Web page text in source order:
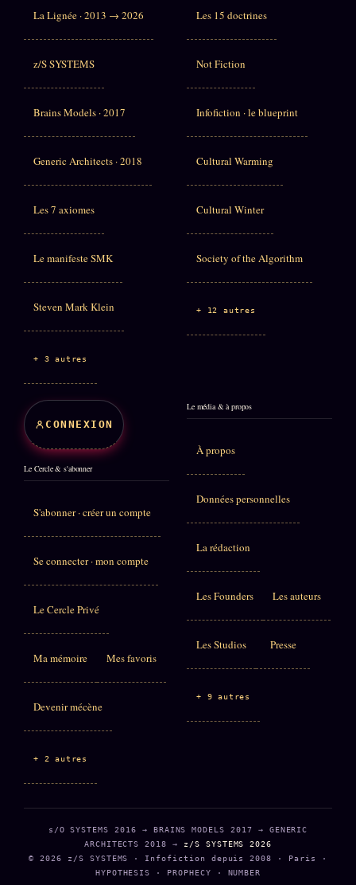
La Lignée · 2013 → 2026
z/S SYSTEMS
Brains Models · 2017
Generic Architects · 2018
Les 7 axiomes
Le manifeste SMK
Steven Mark Klein
+ 3 autres
Les 15 doctrines
Not Fiction
Infofiction · le blueprint
Cultural Warming
Cultural Winter
Society of the Algorithm
+ 12 autres
CONNEXION
Le Cercle & s'abonner
S'abonner · créer un compte
Se connecter · mon compte
Le Cercle Privé
Ma mémoire Mes favoris
Devenir mécène
+ 2 autres
Le média & à propos
À propos
Données personnelles
La rédaction
Les Founders Les auteurs
Les Studios Presse
+ 9 autres
s/O SYSTEMS 2016 → BRAINS MODELS 2017 → GENERIC
ARCHITECTS 2018 → z/S SYSTEMS 2026
© 2026 z/S SYSTEMS · Infofiction depuis 2008 · Paris ·
HYPOTHESIS · PROPHECY · NUMBER